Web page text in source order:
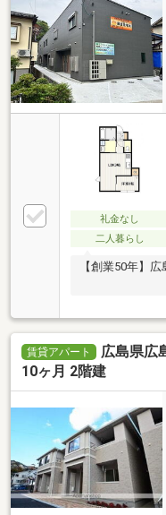
礼金なし
二人暮らし
【創業50年】
賃貸アパート
広島県広
10ヶ月 2階建